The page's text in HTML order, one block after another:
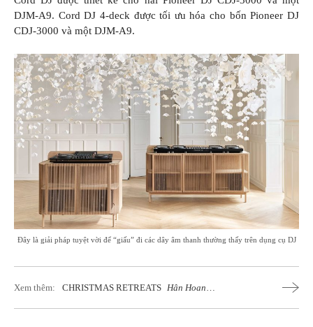
DJM-A9. Cord DJ 4-deck được tối ưu hóa cho bốn Pioneer DJ
CDJ-3000 và một DJM-A9.
Đây là giải pháp tuyệt vời để “giấu” đi các dây âm thanh thường thấy trên dụng cụ DJ
Xem thêm: CHRISTMAS RETREATS Hân Hoan